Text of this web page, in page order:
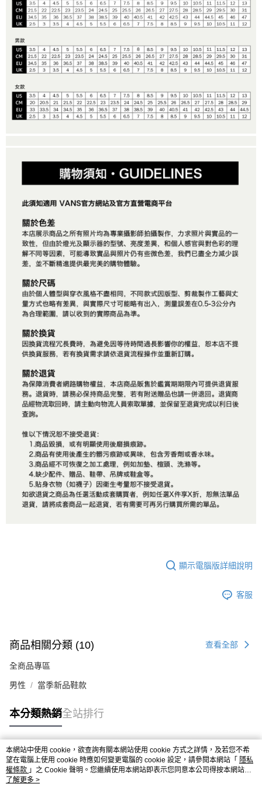
顯示電腦版詳細說明
客服
商品相關分類 (10) 查看全部
全商品專區
男性 當季新品鞋款
本分類熱銷全站排行
熱門標籤
本網站中使用 cookie，欲查詢有關本網站使用 cookie 方式之詳情，及若您不希
望在電腦上使用 cookie 時應如何變更電腦的 cookie 設定，請參閱本網站「 隱私
權條款 」之 Cookie 聲明。您繼續使用本網站即表示您同意本公司得按本網站使
用條款之 Cookie 聲明使用 cookie。
了解更多 >